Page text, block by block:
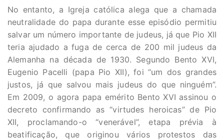
No entanto, a Igreja católica alega que a chamada
neutralidade do papa durante esse episódio permitiu
salvar um número importante de judeus, já que Pio XII
teria ajudado a fuga de cerca de 200 mil judeus da
Alemanha na década de 1930. Segundo Bento XVI,
Eugenio Pacelli (papa Pio XII), foi “um dos grandes
justos, já que salvou mais judeus do que ninguém”.
Em 2009, o agora papa emérito Bento XVI assinou o
decreto confirmando as “virtudes heroicas” de Pio
XII, proclamando-o “venerável”, etapa prévia à
beatificação, que originou vários protestos das